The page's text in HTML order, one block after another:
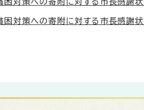
対策への寄附に対する市長感謝状